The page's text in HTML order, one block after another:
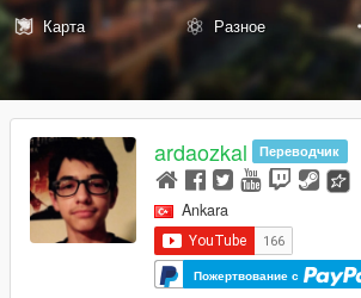
Карта
Разное
ardaozkal Переводчик
Ankara
Пожертвование с